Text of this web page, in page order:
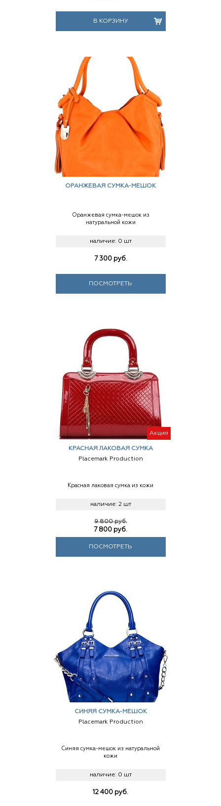
В КОРЗИНУ
ОРАНЖЕВАЯ СУМКА-МЕШОК
Оранжевая сумка-мешок из
натуральной кожи
наличие: 0 шт
7 300 руб.
ПОСМОТРЕТЬ
Акция
КРАСНАЯ ЛАКОВАЯ СУМКА
Placemark Production
Красная лаковая сумка из кожи
наличие: 2 шт
9 800 руб.
7 800 руб.
ПОСМОТРЕТЬ
СИНЯЯ СУМКА-МЕШОК
Placemark Production
Синяя сумка-мешок из натуральной
кожи
наличие: 0 шт
12 400 руб.